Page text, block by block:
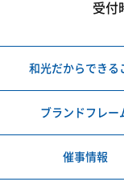
受付
和光だからできる
ブランドフレー
催事情報